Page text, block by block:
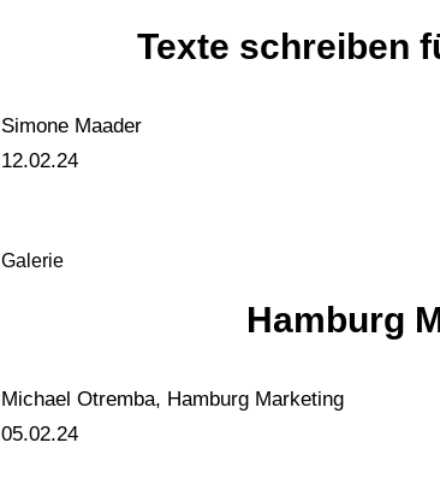
Texte schreiben
Simone Maader
12.02.24
Galerie
Hamburg
Michael Otremba, Hamburg Marketing
05.02.24